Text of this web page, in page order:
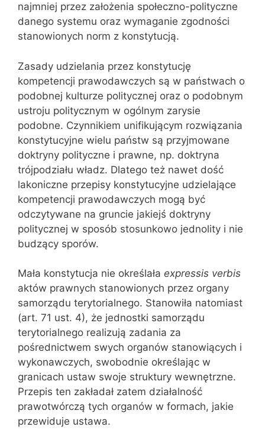
najmniej przez założenia społecz‌no-polityczne
danego systemu oraz wymaganie zgodności
stanowionych norm z konstytucją.
Zasady udzielania przez konstytucję
kompetencji prawodawczych są w państwach o
podobnej kulturze politycznej oraz o podobnym
ustroju politycznym w ogólnym zarysie
podobne. Czynnikiem unifikującym rozwiązania
konstytucyjne wielu państw są przyjmowane
doktryny polityczne i prawne, np. doktryna
trójpodziału władz. Dlatego też nawet dość
lakoniczne przepisy konstytucyjne udzielające
kompetencji prawodawczych mogą być
odczytywane na gruncie jakiejś doktryny
politycznej w sposób stosunkowo jednolity i nie
budzący sporów.
Mała konstytucja nie określała expressis verbis
aktów prawnych stanowionych przez organy
samorządu terytorialnego. Stanowiła natomiast
(art. 71 ust. 4), że jednostki samorządu
terytorialnego realizują zadania za
pośrednictwem swych organów stanowiących i
wykonawczych, swobod‌nie określając w
granicach ustaw swoje struktury wewnętrzne.
Przepis ten zakładał zatem działalność
prawotwórczą tych organów w formach, jakie
przewiduje ustawa.